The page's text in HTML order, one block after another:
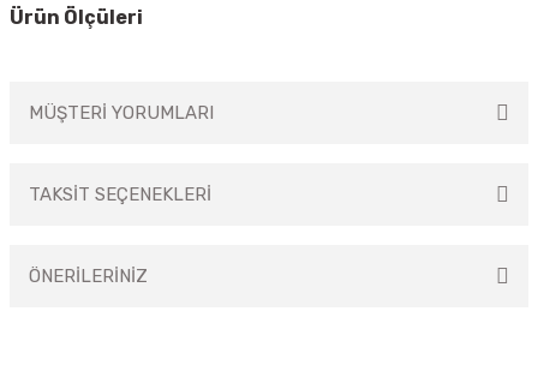
Ürün Ölçüleri
MÜŞTERİ YORUMLARI
TAKSİT SEÇENEKLERİ
ÖNERİLERİNİZ